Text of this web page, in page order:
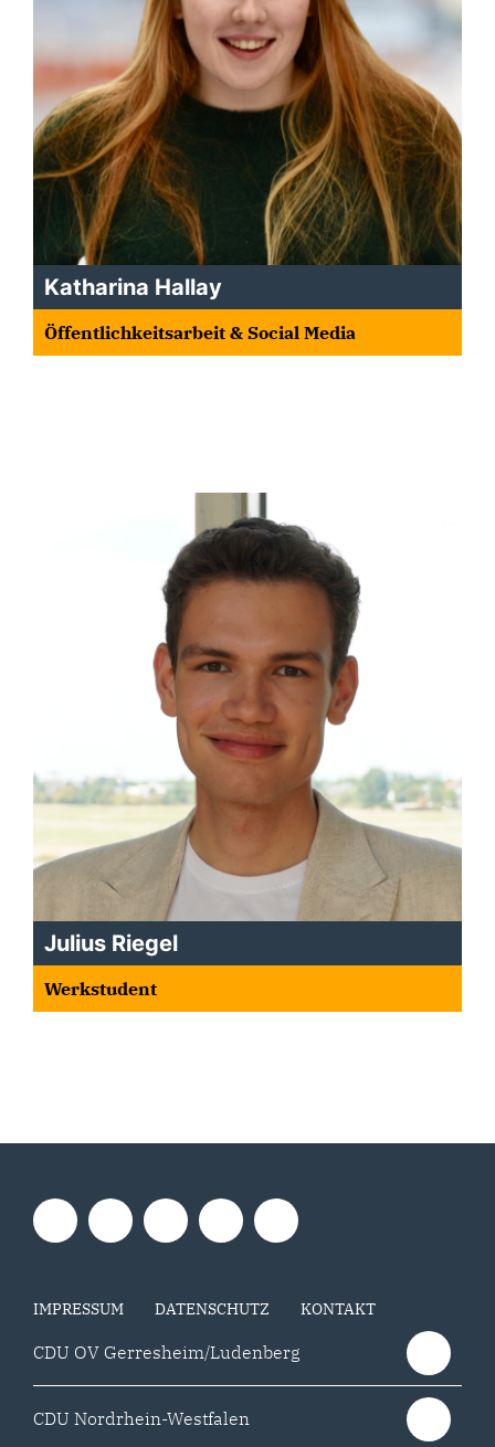
Katharina Hallay
Öffentlichkeitsarbeit & Social Media
Julius Riegel
Werkstudent
IMPRESSUM DATENSCHUTZ KONTAKT
CDU OV Gerresheim/Ludenberg
CDU Nordrhein-Westfalen